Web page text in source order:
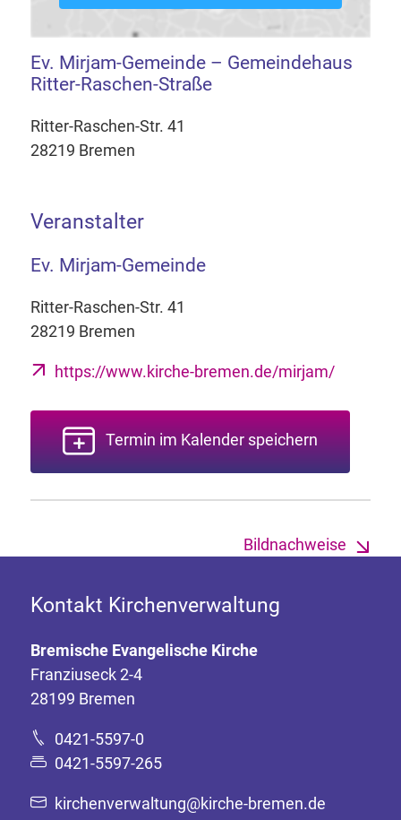
Ev. Mirjam-Gemeinde – Gemeindehaus
Ritter-Raschen-Straße
Ritter-Raschen-Str. 41
28219 Bremen
Veranstalter
Ev. Mirjam-Gemeinde
Ritter-Raschen-Str. 41
28219 Bremen
https://www.kirche-bremen.de/mirjam/
Termin im Kalender speichern
Bildnachweise
Kontakt Kirchenverwaltung
Bremische Evangelische Kirche
Franziuseck 2-4
28199 Bremen
0421-5597-0
0421-5597-265
kirchenverwaltung@kirche-bremen.de